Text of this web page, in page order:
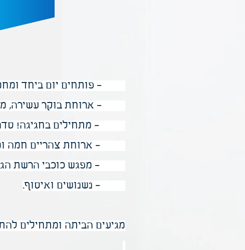
פותחים יום ביחד
ארוחת בוקר עשירה,
מתחילים בחגיגה!
ארוחת צהריים חמה
מפגש כוכבי הרשת
נשנושים ואיסוף.
מגיעים הביתה ומתחילים